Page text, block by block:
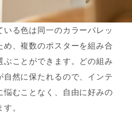
る色は同一のカラーパレッ
め、複数のポスターを組み合
ことができます。どの組み
然に保たれるので、インテ
悩むことなく、自由に好みの
。